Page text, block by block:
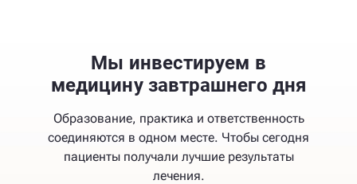
Мы инвестируем в
медицину завтрашнего дня
Образование, практика и ответственность
соединяются в одном месте. Чтобы сегодня
пациенты получали лучшие результаты
лечения.